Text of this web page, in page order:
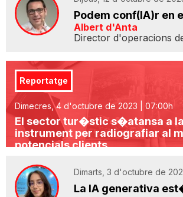
Podem conf(IA)r en
Albert d'Anta
Director d'operacions
Reportatge
Dimecres, 4 d'octubre de 2023 | 07:00h
El sector tur�stic s�atansa a
instrument per radiografiar al
potencials clients
Dimarts, 3 d'octubre de
La IA generativa